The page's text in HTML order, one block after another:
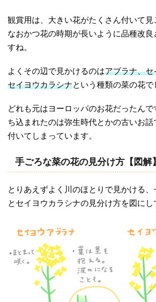
観賞用は、大きい花がたくさん付いて見
なおかつ花の時期が長いように品種改良
すね。
よくその辺で見かけるのはアブラナ、セ
セイヨウカラシナという種類の菜の花で
どれも元はヨーロッパのお花だったん
ち込まれたのは弥生時代とかの古いお
付いてしまっています。
手ごろな菜の花の見分け方【図解】
とりあえずよく川のほとりで見かける
とセイヨウカラシナの見分け方を図にし